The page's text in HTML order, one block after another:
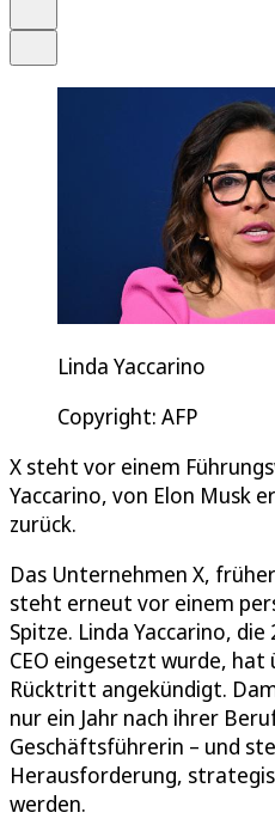
Linda Yaccarino
Copyright: AFP
X steht vor einem
Yaccarino, von Elon Musk
zurück.
Das Unternehmen X,
steht erneut vor einem
Spitze. Linda Yaccarino, die
CEO eingesetzt wurde, hat
Rücktritt angekündigt.
nur ein Jahr nach ihrer
Geschäftsführerin – und
Herausforderung,
werden.